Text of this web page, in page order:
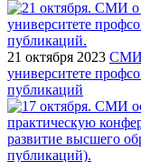
21 октября 2023 СМИ
университете
публикаций